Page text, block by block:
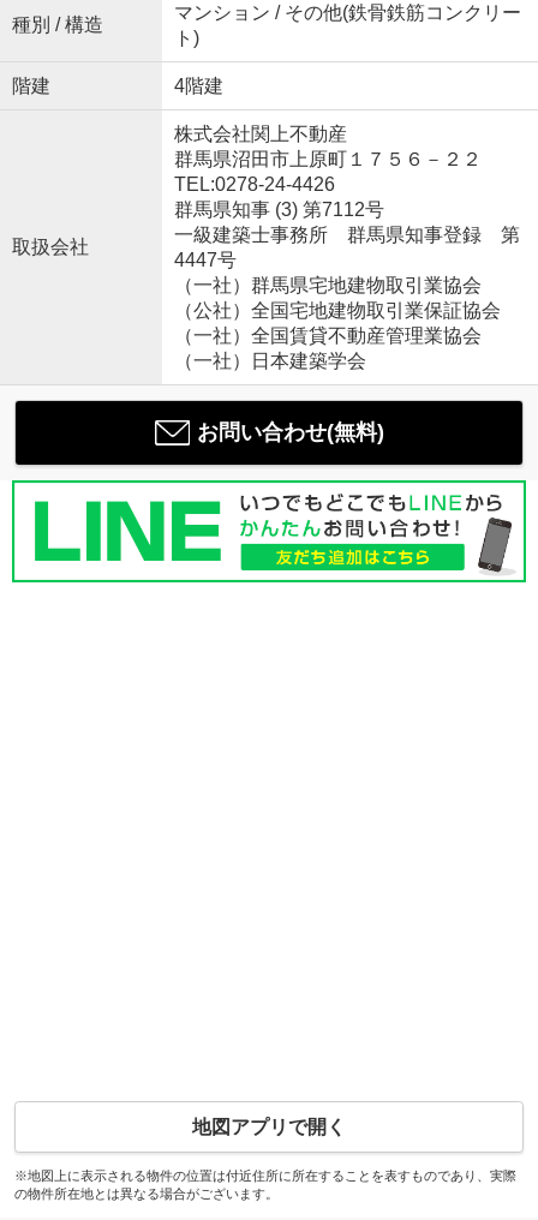
種別 / 構造
マンション / その他(鉄骨鉄筋コンクリー
ト)
階建 4階建
取扱会社
株式会社関上不動産
群馬県沼田市上原町１７５６－２２
TEL:0278-24-4426
群馬県知事 (3) 第7112号
一級建築士事務所 群馬県知事登録 第
4447号
（一社）群馬県宅地建物取引業協会
（公社）全国宅地建物取引業保証協会
（一社）全国賃貸不動産管理業協会
（一社）日本建築学会
お問い合わせ(無料)
地図アプリで開く
※地図上に表示される物件の位置は付近住所に所在することを表すものであり、実際
の物件所在地とは異なる場合がございます。